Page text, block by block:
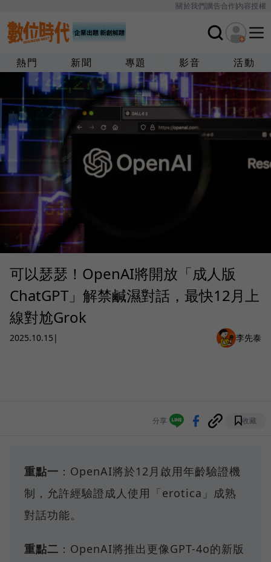
關於我們廣告合作內容授權
熱門 新聞 專題 影音 活動
可以瑟瑟！OpenAI將開放「成人版
ChatGPT」解禁鹹濕對話，最快12月上
線對尬Grok
2025.10.15 | 李先泰
分享 收藏
重點一 ：OpenAI將於12月啟用年齡驗證機
制，允許經驗證成人使用「erotica」成熟
對話功能。
重點二 ：OpenAI將推出更像GPT-4o的新版